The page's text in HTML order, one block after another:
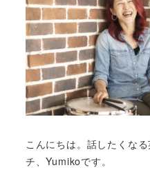
こんにちは。話したくな
チ、Yumikoです。